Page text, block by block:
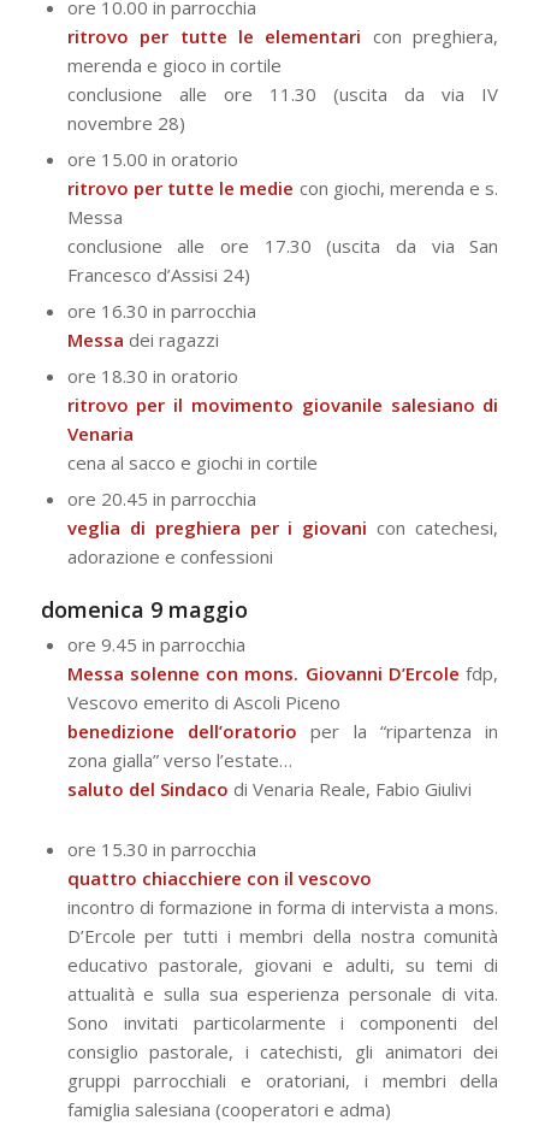
ore 10.00 in parrocchia
ritrovo per tutte le elementari con preghiera,
merenda e gioco in cortile
conclusione alle ore 11.30 (uscita da via IV
novembre 28)
ore 15.00 in oratorio
ritrovo per tutte le medie con giochi, merenda e s.
Messa
conclusione alle ore 17.30 (uscita da via San
Francesco d’Assisi 24)
ore 16.30 in parrocchia
Messa dei ragazzi
ore 18.30 in oratorio
ritrovo per il movimento giovanile salesiano di
Venaria
cena al sacco e giochi in cortile
ore 20.45 in parrocchia
veglia di preghiera per i giovani con catechesi,
adorazione e confessioni
domenica 9 maggio
ore 9.45 in parrocchia
Messa solenne con mons. Giovanni D’Ercole fdp,
Vescovo emerito di Ascoli Piceno
benedizione dell’oratorio per la “ripartenza in
zona gialla” verso l’estate…
saluto del Sindaco di Venaria Reale, Fabio Giulivi
ore 15.30 in parrocchia
quattro chiacchiere con il vescovo
incontro di formazione in forma di intervista a mons.
D’Ercole per tutti i membri della nostra comunità
educativo pastorale, giovani e adulti, su temi di
attualità e sulla sua esperienza personale di vita.
Sono invitati particolarmente i componenti del
consiglio pastorale, i catechisti, gli animatori dei
gruppi parrocchiali e oratoriani, i membri della
famiglia salesiana (cooperatori e adma)